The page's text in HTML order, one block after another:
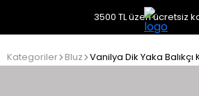
3500 TL üzeri ücretsiz
Kategoriler Bluz Vanilya Dik Yaka